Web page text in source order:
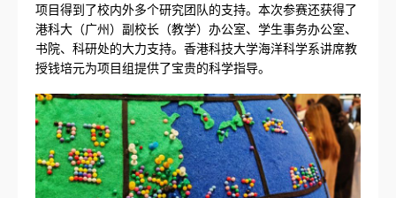
项目得到了校内外多个研究团队的支持。本次参赛还获得了
港科大（广州）副校长（教学）办公室、学生事务办公室、
书院、科研处的大力支持。香港科技大学海洋科学系讲席教
授钱培元为项目组提供了宝贵的科学指导。